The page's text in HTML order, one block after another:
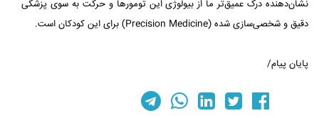
نشان‌دهنده درک عمیق‌تر ما از بیولوژی این تومورها و حرکت به سوی پزشکی
دقیق و شخصی‌سازی شده (Precision Medicine) برای این کودکان است.
پایان پیام/